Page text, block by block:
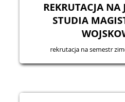
REKRUTACJA NA
STUDIA
rekrutacja na semestr